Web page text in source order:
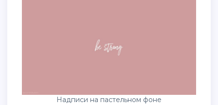
Надписи на пастельном фоне